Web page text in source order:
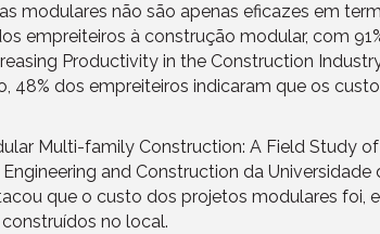
modulares não são apenas eficazes em
empreiteiros à construção modular, com
Productivity in the Construction
48% dos empreiteiros indicaram que os
Multi-family Construction: A Field Study
and Construction da
que o custo dos projetos modulares foi,
no local.